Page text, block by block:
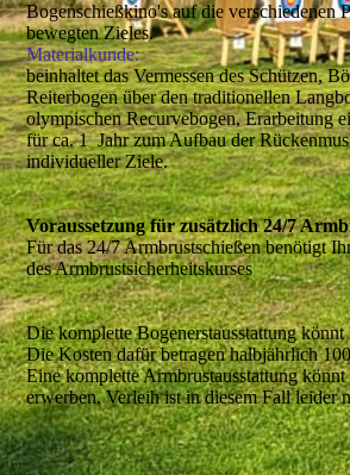
Bogenschießkino's auf die verschiedenen
bewegten Zieles.
Materialkunde:
beinhaltet das Vermessen des Schützen,
Reiterbogen über den traditionellen
olympischen Recurvebogen, Erarbeitung
für ca. 1 Jahr zum Aufbau der
individueller Ziele.
Voraussetzung für zusätzlich 24/7
Für das 24/7 Armbrustschießen benötigt
des Armbrustsicherheitskurses
Die komplette Bogenerstausstattung
Die Kosten dafür betragen halbjährlich
Eine komplette Armbrustausstattung
erwerben. Verleih ist in diesem Fall leider